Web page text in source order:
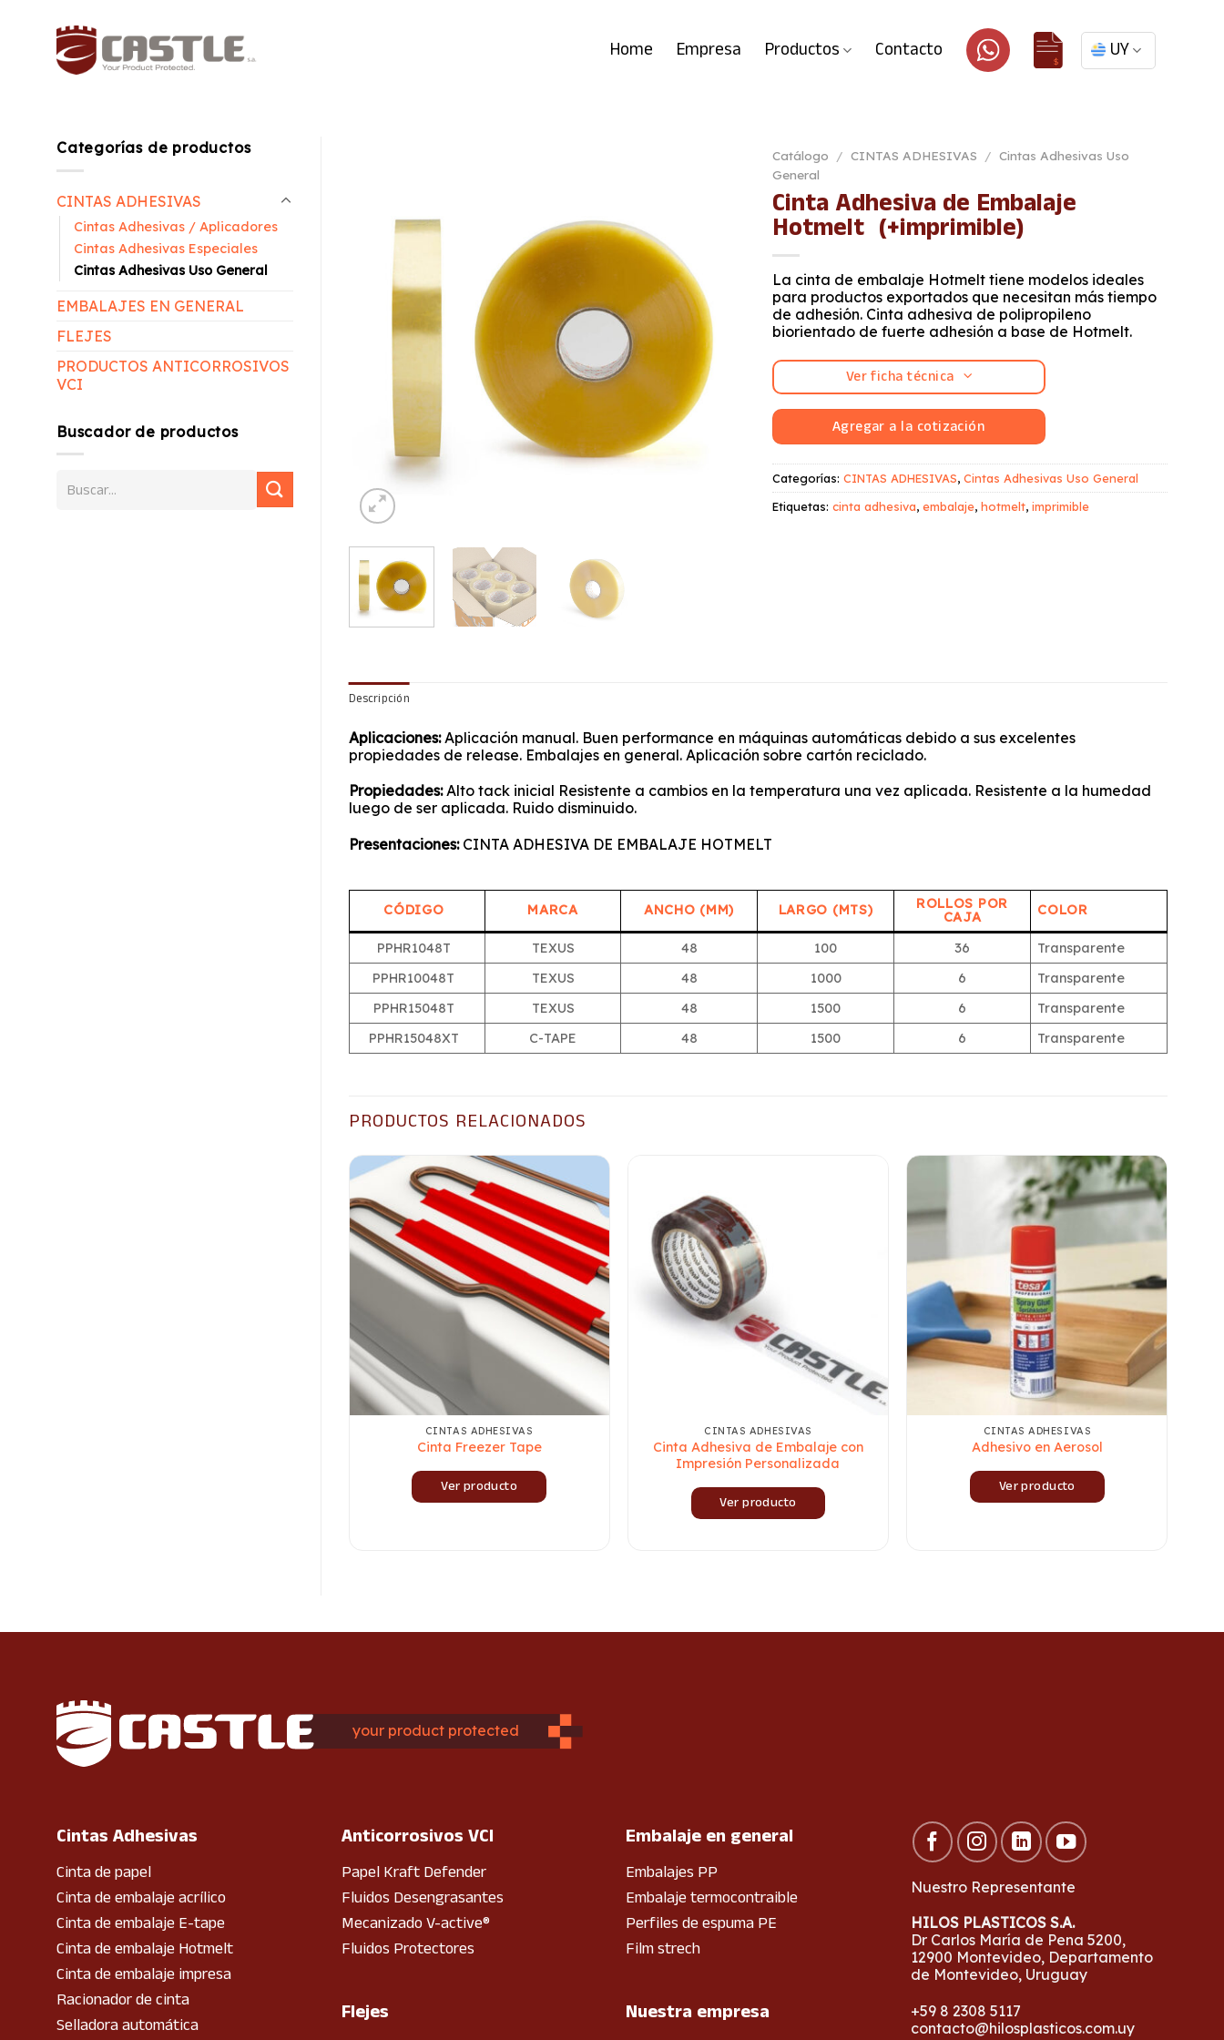
contenido
Home Empresa Productos Contacto UY
Categorías de productos
CINTAS ADHESIVAS
Cintas Adhesivas / Aplicadores
Cintas Adhesivas Especiales
Cintas Adhesivas Uso General
EMBALAJES EN GENERAL
FLEJES
PRODUCTOS ANTICORROSIVOS
VCI
Buscador de productos
por:
Catálogo / CINTAS ADHESIVAS / Cintas Adhesivas Uso
General
Cinta Adhesiva de Embalaje
Hotmelt (+imprimible)
La cinta de embalaje Hotmelt tiene modelos ideales
para productos exportados que necesitan más tiempo
de adhesión. Cinta adhesiva de polipropileno
biorientado de fuerte adhesión a base de Hotmelt.
Ver ficha técnica
Agregar a la cotización
Categorías: CINTAS ADHESIVAS, Cintas Adhesivas Uso General
Etiquetas: cinta adhesiva, embalaje, hotmelt, imprimible
Descripción
Aplicaciones: Aplicación manual. Buen performance en máquinas automáticas debido a sus excelentes
propiedades de release. Embalajes en general. Aplicación sobre cartón reciclado.
Propiedades:Alto tack inicial Resistente a cambios en la temperatura una vez aplicada. Resistente a la humedad
luego de ser aplicada. Ruido disminuido.
Presentaciones:CINTA ADHESIVA DE EMBALAJE HOTMELT
CÓDIGO MARCA ANCHO (MM) LARGO (MTS)
ROLLOS POR
CAJA
COLOR
PPHR1048T TEXUS 48 100 36
Transparente
PPHR10048T
TEXUS 48 1000 6
Transparente
PPHR15048T
TEXUS 48 1500 6
Transparente
PPHR15048XT
C-TAPE 48 1500 6 Transparente
PRODUCTOS RELACIONADOS
CINTAS ADHESIVAS
Cinta Freezer Tape
Ver producto
CINTAS ADHESIVAS
Cinta Adhesiva de Embalaje con
Impresión Personalizada
Ver producto
CINTAS ADHESIVAS
Adhesivo en Aerosol
Ver producto
your product protected
Cintas Adhesivas
Cinta de papel
Cinta de embalaje acrílico
Cinta de embalaje E-tape
Cinta de embalaje Hotmelt
Cinta de embalaje impresa
Racionador de cinta
Selladora automática
Anticorrosivos VCI
Papel Kraft Defender
Fluidos Desengrasantes
Mecanizado V-active®
Fluidos Protectores
Flejes
Embalaje en general
Embalajes PP
Embalaje termocontraible
Perfiles de espuma PE
Film strech
Nuestra empresa
Nuestro Representante
HILOS PLASTICOS S.A.
Dr Carlos María de Pena 5200,
12900 Montevideo, Departamento
de Montevideo, Uruguay
+59 8 2308 5117
contacto@hilosplasticos.com.uy